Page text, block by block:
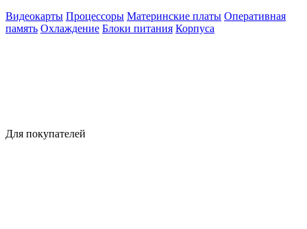
Видеокарты Процессоры Материнские платы Оперативная
память Охлаждение Блоки питания Корпуса
Для покупателей